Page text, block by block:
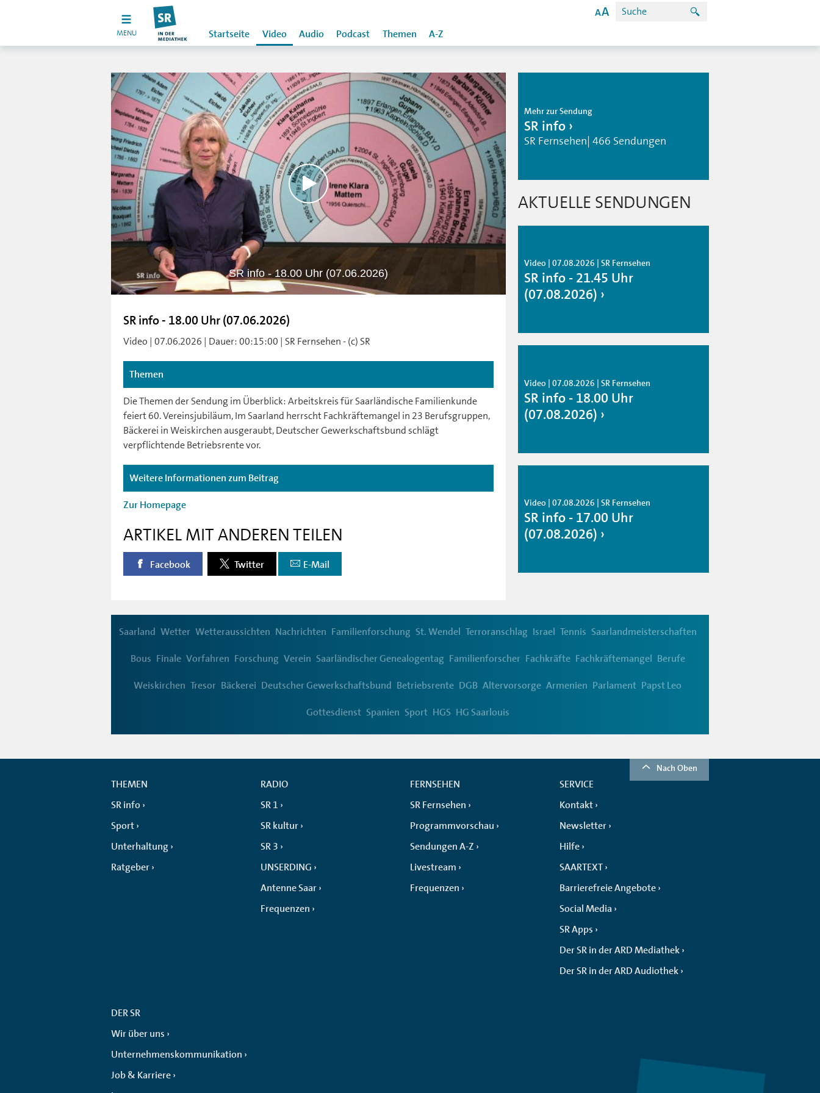
MENU Startseite Video Audio Podcast Themen A-Z
SR info - 18.00 Uhr (07.06.2026)
SR info - 18.00 Uhr (07.06.2026)
Video | 07.06.2026 | Dauer: 00:15:00 | SR Fernsehen - (c) SR
Themen
Die Themen der Sendung im Überblick: Arbeitskreis für Saarländische Familienkunde
feiert 60. Vereinsjubiläum, Im Saarland herrscht Fachkräftemangel in 23 Berufsgruppen,
Bäckerei in Weiskirchen ausgeraubt, Deutscher Gewerkschaftsbund schlägt
verpflichtende Betriebsrente vor.
Weitere Informationen zum Beitrag
Zur Homepage
ARTIKEL MIT ANDEREN TEILEN
Facebook Twitter E-Mail
Mehr zur Sendung
SR info
SR Fernsehen| 466 Sendungen
AKTUELLE SENDUNGEN
Video | 07.08.2026 | SR Fernsehen
SR info - 21.45 Uhr
(07.08.2026)
Video | 07.08.2026 | SR Fernsehen
SR info - 18.00 Uhr
(07.08.2026)
Video | 07.08.2026 | SR Fernsehen
SR info - 17.00 Uhr
(07.08.2026)
Saarland Wetter Wetteraussichten Nachrichten Familienforschung St. Wendel Terroranschlag Israel Tennis Saarlandmeisterschaften
Bous Finale Vorfahren Forschung Verein Saarländischer Genealogentag Familienforscher Fachkräfte Fachkräftemangel Berufe
Weiskirchen Tresor Bäckerei Deutscher Gewerkschaftsbund Betriebsrente DGB Altervorsorge Armenien Parlament Papst Leo
Gottesdienst Spanien Sport HGS HG Saarlouis
Nach Oben
THEMEN
SR info
Sport
Unterhaltung
Ratgeber
RADIO
SR 1
SR kultur
SR 3
UNSERDING
Antenne Saar
Frequenzen
FERNSEHEN
SR Fernsehen
Programmvorschau
Sendungen A-Z
Livestream
Frequenzen
SERVICE
Kontakt
Newsletter
Hilfe
SAARTEXT
Barrierefreie Angebote
Social Media
SR Apps
Der SR in der ARD Mediathek
Der SR in der ARD Audiothek
DER SR
Wir über uns
Unternehmenskommunikation
Job & Karriere